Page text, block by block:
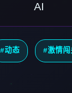
AI
#动态 #激情闯